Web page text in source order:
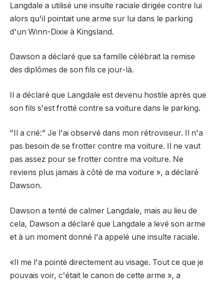
Langdale a utilisé une insulte raciale dirigée contre lui
alors qu'il pointait une arme sur lui dans le parking
d'un Winn-Dixie à Kingsland.
Dawson a déclaré que sa famille célébrait la remise
des diplômes de son fils ce jour-là.
Il a déclaré que Langdale est devenu hostile après que
son fils s'est frotté contre sa voiture dans le parking.
"Il a crié:" Je l'ai observé dans mon rétroviseur. Il n'a
pas besoin de se frotter contre ma voiture. Il ne vaut
pas assez pour se frotter contre ma voiture. Ne
reviens plus jamais à côté de ma voiture », a déclaré
Dawson.
Dawson a tenté de calmer Langdale, mais au lieu de
cela, Dawson a déclaré que Langdale a levé son arme
et à un moment donné l'a appelé une insulte raciale.
«Il me l'a pointé directement au visage. Tout ce que je
pouvais voir, c'était le canon de cette arme », a